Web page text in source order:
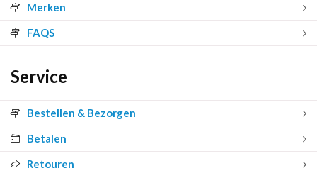
Merken
FAQS
Service
Bestellen & Bezorgen
Betalen
Retouren